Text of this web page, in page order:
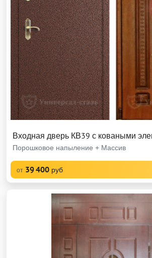
Входная дверь КВ39 с коваными
Порошковое напыление + Массив
от 39 400 руб